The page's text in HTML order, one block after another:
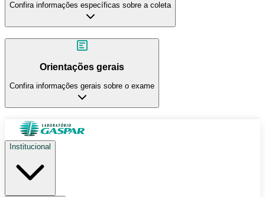
Confira informações específicas sobre a coleta
Orientações gerais
Confira informações gerais sobre o exame
Institucional